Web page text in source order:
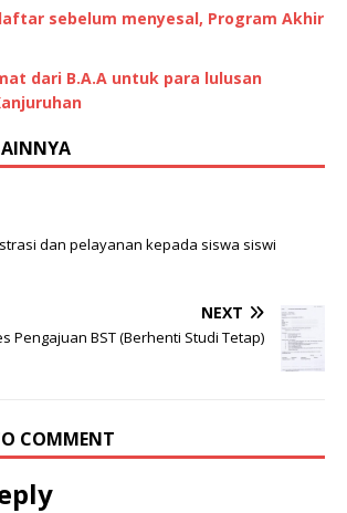
sebelum menyesal, Program Akhir
dari B.A.A untuk para lulusan
dan pelayanan kepada siswa siswi
NEXT
Pengajuan BST (Berhenti Studi Tetap)
COMMENT